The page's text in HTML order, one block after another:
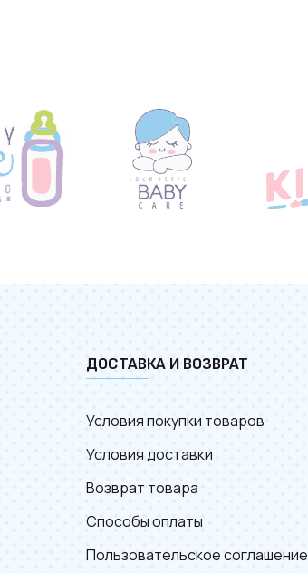
ДОСТАВКА И ВОЗВРАТ
Условия покупки товаров
Условия доставки
Возврат товара
Способы оплаты
Пользовательское соглашение